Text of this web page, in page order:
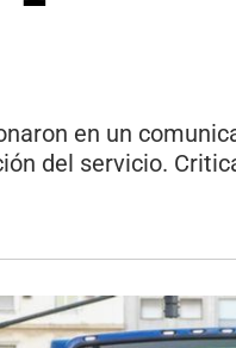
en un
del servicio.